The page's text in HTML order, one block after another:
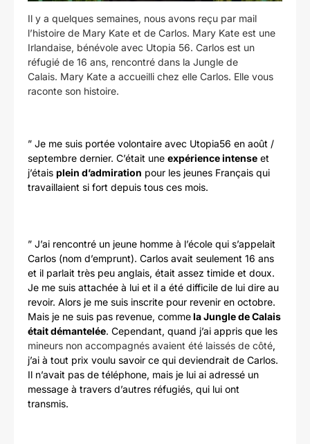
Il y a quelques semaines, nous avons reçu par mail
l’histoire de Mary Kate et de Carlos. Mary Kate est une
Irlandaise, bénévole avec Utopia 56. Carlos est un
réfugié de 16 ans, rencontré dans la Jungle de
Calais. Mary Kate a accueilli chez elle Carlos. Elle vous
raconte son histoire.
” Je me suis portée volontaire avec Utopia56 en août /
septembre dernier. C’était une expérience intense et
j’étais plein d’admiration pour les jeunes Français qui
travaillaient si fort depuis tous ces mois.
” J’ai rencontré un jeune homme à l’école qui s’appelait
Carlos (nom d’emprunt). Carlos avait seulement 16 ans
et il parlait très peu anglais, était assez timide et doux.
Je me suis attachée à lui et il a été difficile de lui dire au
revoir. Alors je me suis inscrite pour revenir en octobre.
Mais je ne suis pas revenue, commela Jungle de Calais
était démantelée. Cependant, quand j’ai appris que les
mineurs non accompagnés avaient été laissés de côté,
j’ai à tout prix voulu savoir ce qui deviendrait de Carlos.
Il n’avait pas de téléphone, mais je lui ai adressé un
message à travers d’autres réfugiés, qui lui ont
transmis.